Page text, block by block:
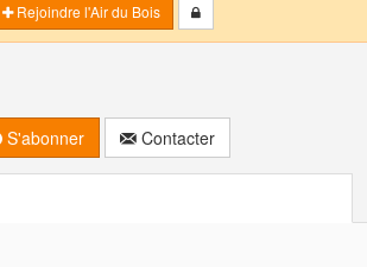
Rejoindre l'Air du Bois
S'abonner Contacter